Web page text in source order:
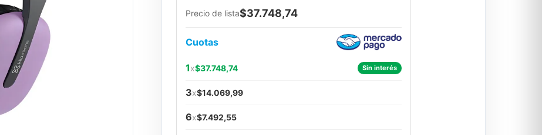
Precio de lista$37.748,74
Cuotas
1x$37.748,74 Sin interés
3x$14.069,99
6x$7.492,55